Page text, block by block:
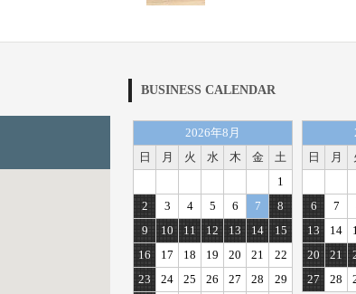
BUSINESS CALENDAR
2026年8月
日
月 火 水 木 金
土
1
2
3 4 5 6 7
8
9
10 11 12 13 14
15
16
17 18 19 20 21
22
23
24 25 26 27 28
29
日
月
6
7
13
14
20
21
27
28